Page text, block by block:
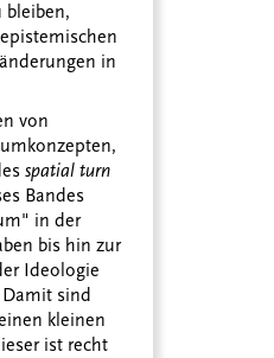
bleiben,
in
von
spatial turn
Bandes
in der
bis hin zur
Ideologie
sind
kleinen
ist recht